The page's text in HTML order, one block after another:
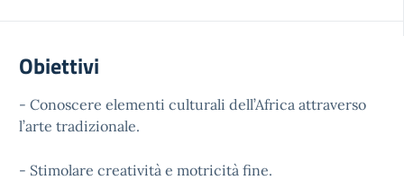
Obiettivi
- Conoscere elementi culturali dell’Africa attraverso
l’arte tradizionale.
- Stimolare creatività e motricità fine.